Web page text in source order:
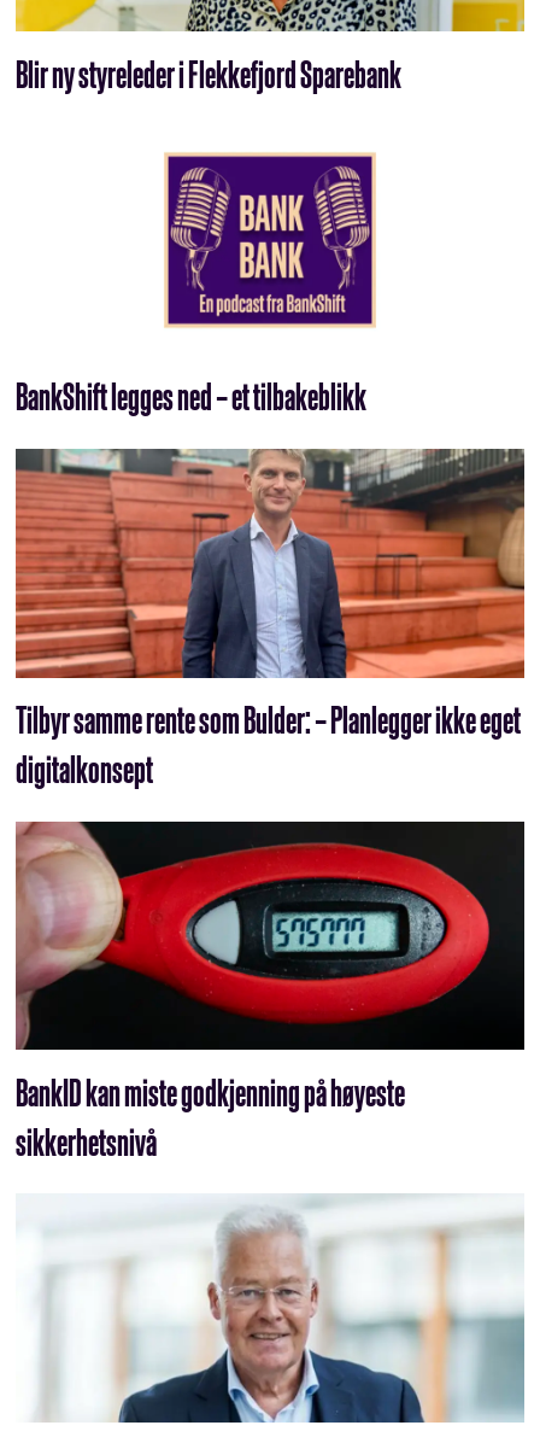
Blir ny styreleder i Flekkefjord Sparebank
BankShift legges ned – et tilbakeblikk
Tilbyr samme rente som Bulder: – Planlegger ikke eget
digitalkonsept
BankID kan miste godkjenning på høyeste
sikkerhetsnivå